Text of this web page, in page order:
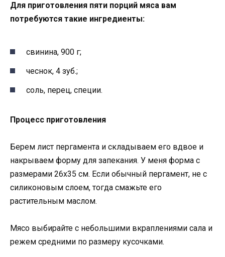
Для приготовления пяти порций мяса вам
потребуются такие ингредиенты:
свинина, 900 г;
чеснок, 4 зуб.;
соль, перец, специи.
Процесс приготовления
Берем лист пергамента и складываем его вдвое и
накрываем форму для запекания. У меня форма с
размерами 26х35 см. Если обычный пергамент, не с
силиконовым слоем, тогда смажьте его
растительным маслом.
Мясо выбирайте с небольшими вкраплениями сала и
режем средними по размеру кусочками.